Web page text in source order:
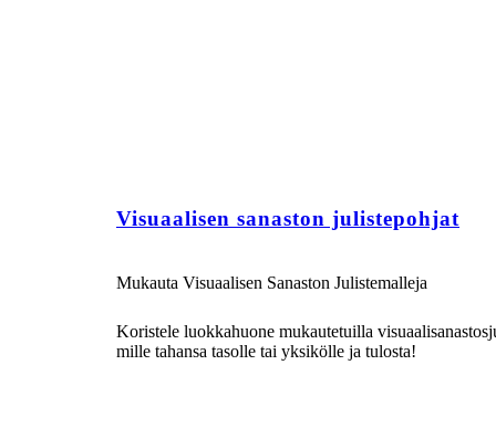
Visuaalisen sanaston julistepohjat
Mukauta Visuaalisen Sanaston Julistemalleja
Koristele luokkahuone mukautetuilla
mille tahansa tasolle tai yksikölle ja tulosta!